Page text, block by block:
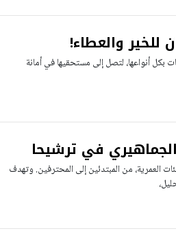
والعطاء!
بكل أنواعها، لتصل إلى مستحقيها في أمانة
في ترشيحا
العمرية، من المبتدئين إلى المحترفين. وتهدف